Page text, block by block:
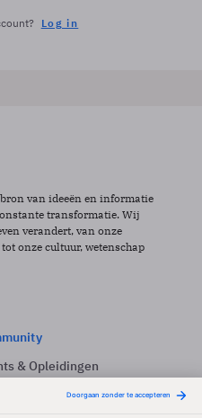
Log in
van ideeën en informatie
transformatie. Wij
verandert, van onze
onze cultuur, wetenschap
& Opleidingen